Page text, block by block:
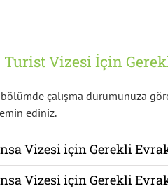
Turist Vizesi İçin
bölümde çalışma durumunuza
ediniz.
Vizesi için Gerekli
Vizesi için Gerekli